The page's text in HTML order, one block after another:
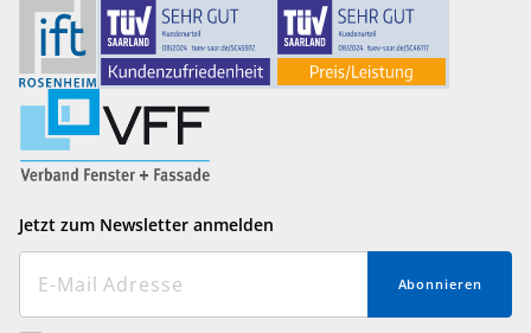
Jetzt zum Newsletter anmelden
Abonnieren